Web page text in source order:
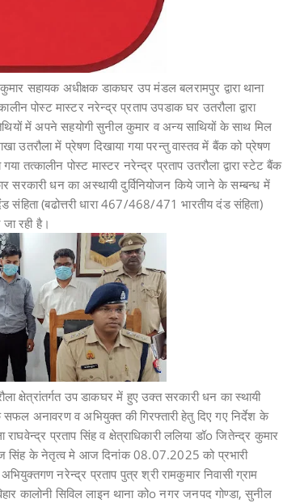
सहायक अधीक्षक डाकघर उप मंडल बलरामपुर द्वारा थाना
पोस्ट मास्टर नरेन्द्र प्रताप उपडाक घर उतरौला द्वारा
में अपने सहयोगी सुनील कुमार व अन्य साथियों के साथ मिल
में प्रेषण दिखाया गया परन्तु वास्तव में बैंक को प्रेषण
तत्कालीन पोस्ट मास्टर नरेन्द्र प्रताप उतरौला द्वारा स्टेट बैंक
धन का अस्थायी दुर्विनियोजन किये जाने के सम्बन्ध में
(बढोत्तरी धारा 467/468/471 भारतीय दंड संहिता)
जा रही है।
क्षेत्रांतर्गत उप डाकघर में हुए उक्त सरकारी धन का स्थायी
अनावरण व अभियुक्त की गिरफ्तारी हेतु दिए गए निर्देश के
प्रताप सिंह व क्षेत्राधिकारी ललिया डॉo जितेन्द्र कुमार
सिंह के नेतृत्व मे आज दिनांक 08.07.2025 को प्रभारी
नरेन्द्र प्रताप पुत्र श्री रामकुमार निवासी ग्राम
कालोनी सिविल लाइन थाना कोo नगर जनपद गोण्डा, सुनील